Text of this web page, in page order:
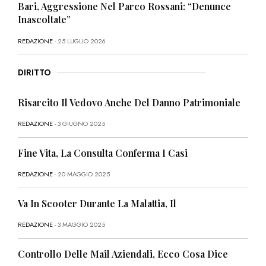
Bari, Aggressione Nel Parco Rossani: “Denunce
Inascoltate”
REDAZIONE- 25 LUGLIO 2026
DIRITTO
Risarcito Il Vedovo Anche Del Danno Patrimoniale
REDAZIONE- 3 GIUGNO 2025
Fine Vita, La Consulta Conferma I Casi
REDAZIONE- 20 MAGGIO 2025
Va In Scooter Durante La Malattia, Il
REDAZIONE- 3 MAGGIO 2025
Controllo Delle Mail Aziendali, Ecco Cosa Dice